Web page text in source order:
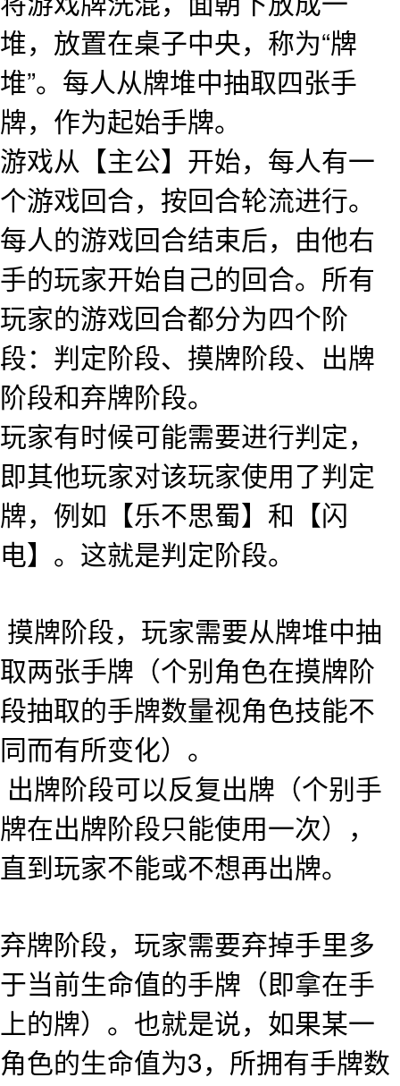
堆，放置在桌子中央，称为“牌
堆”。每人从牌堆中抽取四张手
牌，作为起始手牌。
游戏从【主公】开始，每人有一
个游戏回合，按回合轮流进行。
每人的游戏回合结束后，由他右
手的玩家开始自己的回合。所有
玩家的游戏回合都分为四个阶
段：判定阶段、摸牌阶段、出牌
阶段和弃牌阶段。
玩家有时候可能需要进行判定，
即其他玩家对该玩家使用了判定
牌，例如【乐不思蜀】和【闪
电】。这就是判定阶段。
摸牌阶段，玩家需要从牌堆中抽
取两张手牌（个别角色在摸牌阶
段抽取的手牌数量视角色技能不
同而有所变化）。
出牌阶段可以反复出牌（个别手
牌在出牌阶段只能使用一次），
直到玩家不能或不想再出牌。
弃牌阶段，玩家需要弃掉手里多
于当前生命值的手牌（即拿在手
上的牌）。也就是说，如果某一
角色的生命值为3，所拥有手牌数